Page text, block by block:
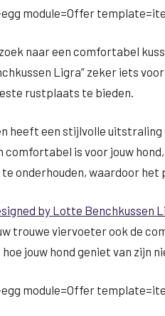
module=Offer
naar een comfortabel
Ligra” zeker iets
rustplaats te bieden.
heeft een stijlvolle
comfortabel is voor jouw
te onderhouden, waardoor
by Lotte Benchkussen
trouwe viervoeter ook de
hoe jouw hond geniet van zijn
module=Offer